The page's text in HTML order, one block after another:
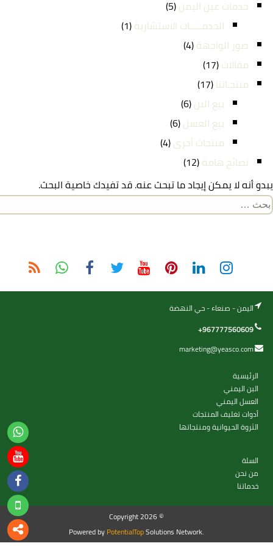
خدمات عين اليمن(5)
الخدمـــــات الاستشارية(1)
صور الواجهة(4)
مقالات(17)
منتجـاتنا (17)
بيع البن(6)
بيع العسل(6)
منتجات أخرى(4)
نصائح هامة(12)
يبدو أنه لا يمكن إيجاد ما تبحث عنه. قد تفيدك خاصية البحث.
البحث
اليمن - صنعاء - حي النهضة
+967777560609
marketing@yeasco.com
الرئيسية
البن اليمني
العسل اليمني
أدوات تغليف المنتجات
الثروة الحيوانية ومنتجاتها
السلة
من نحن
خدماتنا
Copyright 2026 ©
Powered byPotentialTopSolutions Network.